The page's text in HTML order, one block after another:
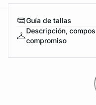
Guía de tallas
Descripción,
compromiso